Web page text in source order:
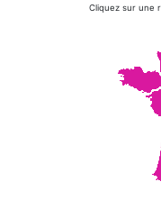
Cliquez sur une